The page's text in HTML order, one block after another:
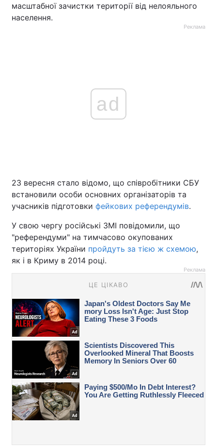
масштабної зачистки території від нелояльного
населення.
Реклама
ad
23 вересня стало відомо, що співробітники СБУ
встановили особи основних організаторів та
учасників підготовки фейкових референдумів.
У свою чергу російські ЗМІ повідомили, що
"референдуми" на тимчасово окупованих
територіях України пройдуть за тією ж схемою,
як і в Криму в 2014 році.
Реклама